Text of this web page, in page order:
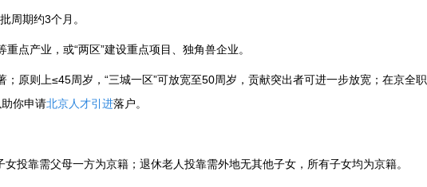
周期约3个月。
点产业，或“两区”建设重点项目、独角兽企业。
原则上≤45周岁，“三城一区”可放宽至50周岁，贡献突出者可进一步放宽；在京全职
你申请北京人才引进落户。
投靠需父母一方为京籍；退休老人投靠需外地无其他子女，所有子女均为京籍。